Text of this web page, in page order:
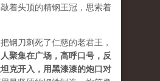
着头顶的精钢王冠，思索着
钢刀刺死了仁慈的老君王，
聚集在广场，高呼口号，反
克开入，用黑漆漆的炮口对